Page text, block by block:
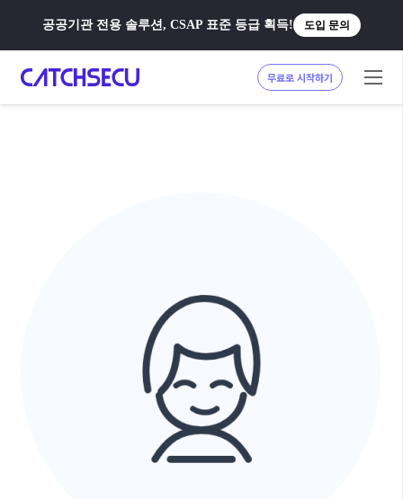
공공기관 전용 솔루션, CSAP 표준 등급 획득! 도입 문의
무료로 시작하기